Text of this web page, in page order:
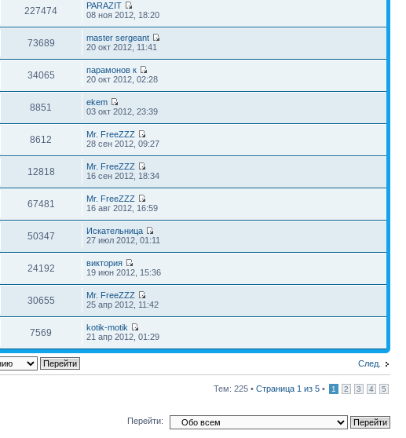
227474
PARAZIT
08 ноя 2012, 18:20
73689
master sergeant
20 окт 2012, 11:41
34065
парамонов к
20 окт 2012, 02:28
8851
ekem
03 окт 2012, 23:39
8612
Mr. FreeZZZ
28 сен 2012, 09:27
12818
Mr. FreeZZZ
16 сен 2012, 18:34
67481
Mr. FreeZZZ
16 авг 2012, 16:59
50347
Искательница
27 июл 2012, 01:11
24192
виктория
19 июн 2012, 15:36
30655
Mr. FreeZZZ
25 апр 2012, 11:42
7569
kotik-motik
21 апр 2012, 01:29
След.
Тем: 225 • Страница 1 из 5 • 1 2 3 4 5
Перейти: